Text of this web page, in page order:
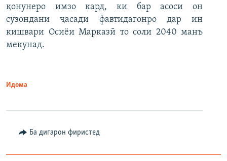
қонунеро имзо кард, ки бар асоси он
сӯзондани ҷасади фавтидагонро дар ин
кишвари Осиёи Марказӣ то соли 2040 манъ
мекунад.
Идома
Ба дигарон фиристед